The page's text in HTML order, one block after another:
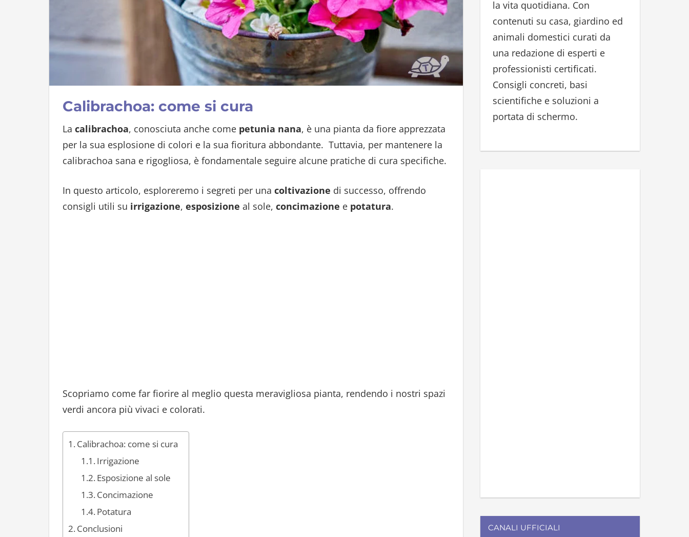
Calibrachoa: come si cura
La calibrachoa, conosciuta anche come petunia nana, è una pianta da fiore apprezzata
per la sua esplosione di colori e la sua fioritura abbondante. Tuttavia, per mantenere la
calibrachoa sana e rigogliosa, è fondamentale seguire alcune pratiche di cura specifiche.
In questo articolo, esploreremo i segreti per una coltivazione di successo, offrendo
consigli utili su irrigazione, esposizione al sole, concimazione e potatura.
Scopriamo come far fiorire al meglio questa meravigliosa pianta, rendendo i nostri spazi
verdi ancora più vivaci e colorati.
Calibrachoa: come si cura
Irrigazione
Esposizione al sole
Concimazione
Potatura
Conclusioni
r
:
la vita quotidiana. Con
contenuti su casa, giardino ed
animali domestici curati da
una redazione di esperti e
professionisti certificati.
Consigli concreti, basi
scientifiche e soluzioni a
portata di schermo.
CANALI UFFICIALI